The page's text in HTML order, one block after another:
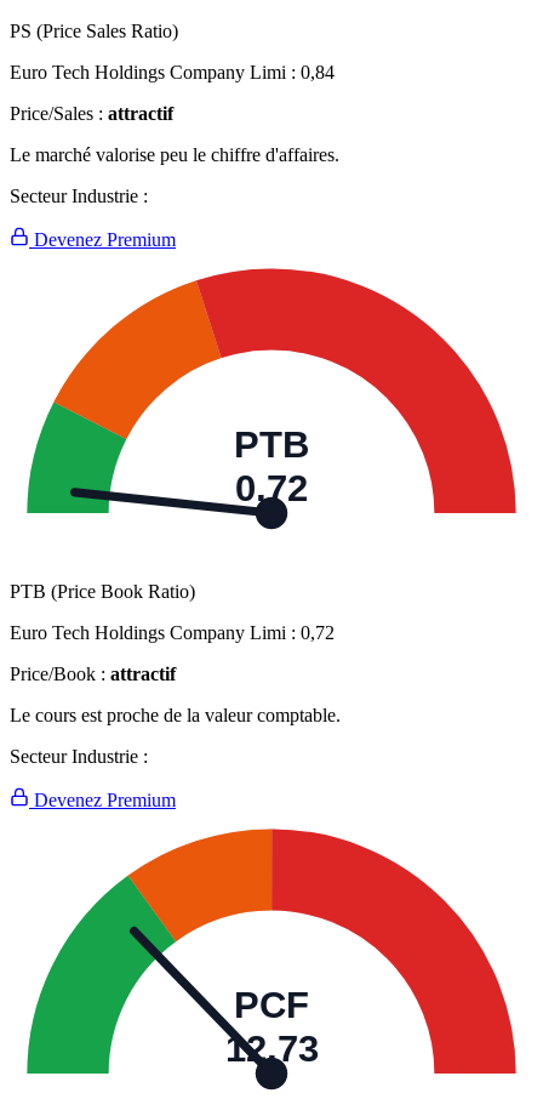
PS (Price Sales Ratio)
Euro Tech Holdings Company Limi : 0,84
Price/Sales : attractif
Le marché valorise peu le chiffre d'affaires.
Secteur Industrie :
Devenez Premium
PTB
0,72
PTB (Price Book Ratio)
Euro Tech Holdings Company Limi : 0,72
Price/Book : attractif
Le cours est proche de la valeur comptable.
Secteur Industrie :
Devenez Premium
PCF
12,73